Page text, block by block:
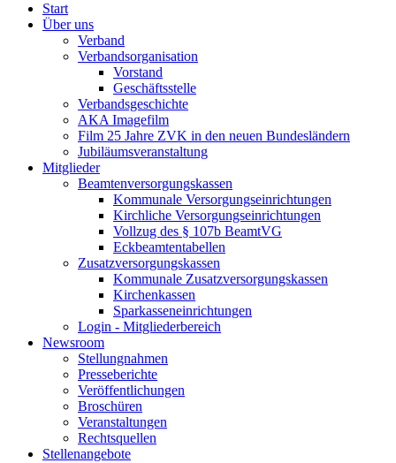
Start
Über uns
Verband
Verbandsorganisation
Vorstand
Geschäftsstelle
Verbandsgeschichte
AKA Imagefilm
Film 25 Jahre ZVK in den neuen Bundesländern
Jubiläumsveranstaltung
Mitglieder
Beamtenversorgungskassen
Kommunale Versorgungseinrichtungen
Kirchliche Versorgungseinrichtungen
Vollzug des § 107b BeamtVG
Eckbeamtentabellen
Zusatzversorgungskassen
Kommunale Zusatzversorgungskassen
Kirchenkassen
Sparkasseneinrichtungen
Login - Mitgliederbereich
Newsroom
Stellungnahmen
Presseberichte
Veröffentlichungen
Broschüren
Veranstaltungen
Rechtsquellen
Stellenangebote